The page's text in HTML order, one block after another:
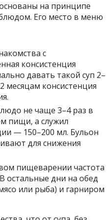
на принципе
Его место в меню
с
консистенция
давать такой суп 2–
месяцам консистенция
не чаще 3–4 раз в
пищи, а служил
— 150–200 мл. Бульон
для снижения
пищеварении частота
остальные дни на обед
или рыба) и гарниром